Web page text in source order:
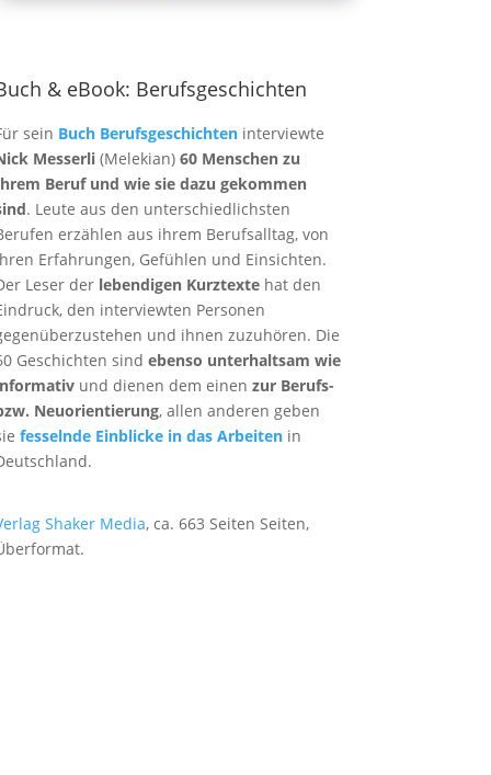
& eBook: Berufsgeschichten
sein Buch Berufsgeschichteninterviewte
Messerli (Melekian)60 Menschen zu
Beruf und wie sie dazu gekommen
. Leute aus den unterschiedlichsten
erzählen aus ihrem Berufsalltag, von
Erfahrungen, Gefühlen und Einsichten.
Leser der lebendigen Kurztextehat den
den interviewten Personen
und ihnen zuzuhören. Die
Geschichten sind ebenso unterhaltsam wie
und dienen dem einen zur Berufs-
Neuorientierung, allen anderen geben
fesselnde Einblicke in das Arbeitenin
Shaker Media, ca. 663 Seiten Seiten,